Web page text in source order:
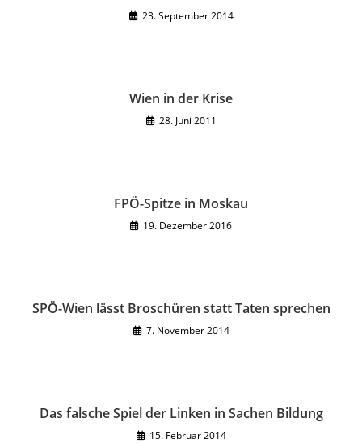
23. September 2014
Wien in der Krise
28. Juni 2011
FPÖ-Spitze in Moskau
19. Dezember 2016
SPÖ-Wien lässt Broschüren statt Taten sprechen
7. November 2014
Das falsche Spiel der Linken in Sachen Bildung
15. Februar 2014